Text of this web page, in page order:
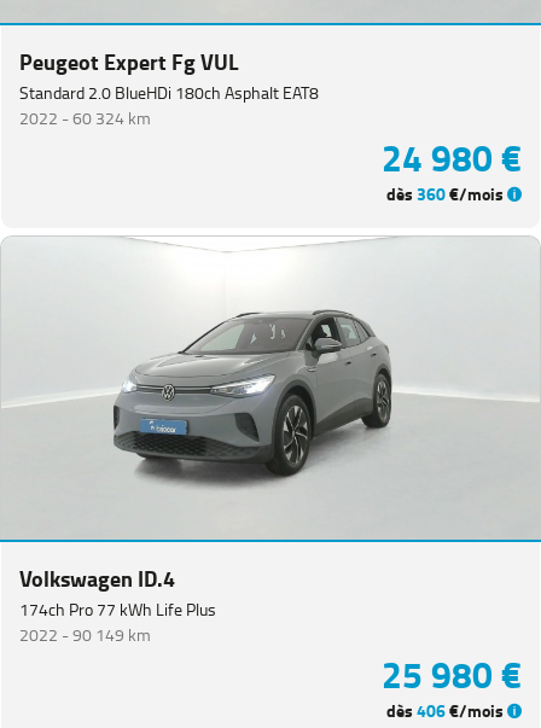
Peugeot Expert Fg VUL
Standard 2.0 BlueHDi 180ch Asphalt EAT8
2022 -60 324 km
24 980 €
dès360€/mois
Volkswagen ID.4
174ch Pro 77 kWh Life Plus
2022 -90 149 km
25 980 €
dès406€/mois